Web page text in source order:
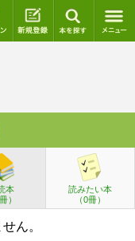
ログイン 新規登録
本
）
読みたい本
（0冊）
ん。